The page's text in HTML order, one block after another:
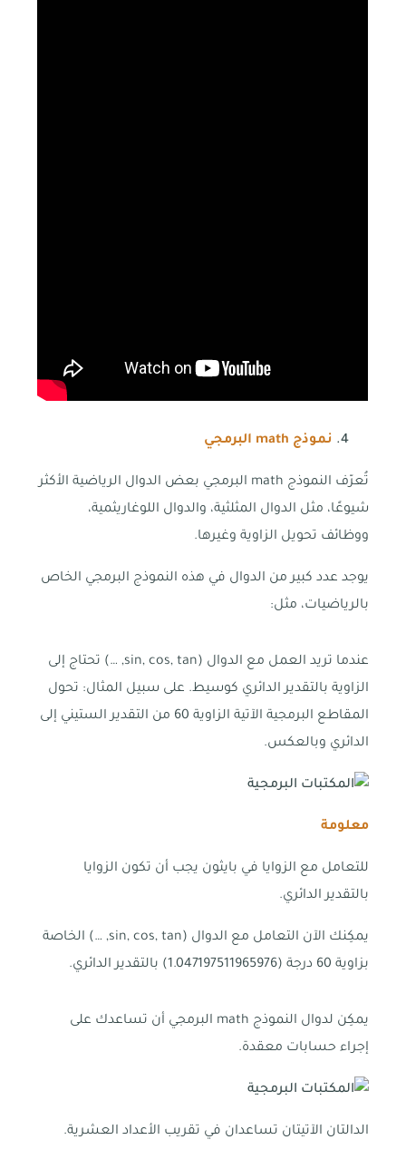
نموذج math البرمجي
تُعرّف النموذج math البرمجي بعض الدوال الرياضية الأكثر
شيوعًا، مثل الدوال المثلثية، والدوال اللوغاريثمية،
ووظائف تحويل الزاوية وغيرها.
يوجد عدد كبير من الدوال في هذه النموذج البرمجي الخاص
بالرياضيات، مثل:
عندما تريد العمل مع الدوال (sin, cos, tan, …) تحتاج إلى
الزاوية بالتقدير الدائري كوسيط. على سبيل المثال: تحول
المقاطع البرمجية الآتية الزاوية 60 من التقدير الستيني إلى
الدائري وبالعكس.
معلومة
للتعامل مع الزوايا في بايثون يجب أن تكون الزوايا
بالتقدير الدائري.
يمكِنك الآن التعامل مع الدوال (sin, cos, tan, …) الخاصة
بزاوية 60 درجة (1.047197511965976) بالتقدير الدائري.
يمكِن لدوال النموذج math البرمجي أن تساعدك على
إجراء حسابات معقدة.
الدالتان الآتيتان تساعدان في تقريب الأعداد العشرية.